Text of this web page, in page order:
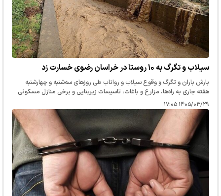
سیلاب و تگرگ به ۱۰ روستا در خراسان رضوی خسارت زد
بارش باران و تگرگ و وقوع سیلاب و رواناب طی روز‌های سه‌شنبه و چهارشنبه
هفته جاری به راه‌ها، مزارع و باغات، تاسیسات زیربنایی و برخی منازل مسکونی
در مناطق روستایی شهرستان‌های مشهد، چناران و کوهسرخ…
۱۴۰۵/۰۳/۲۹ ۱۷:۰۵